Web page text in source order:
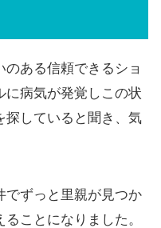
ある信頼できるショ
に病気が発覚しこの状
探していると聞き、気
でずっと里親が見つか
ことになりました。